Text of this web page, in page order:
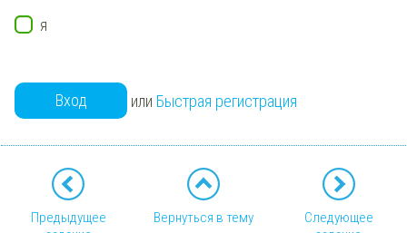
я
Вход или Быстрая регистрация
Предыдущее
Вернуться в тему
Следующее